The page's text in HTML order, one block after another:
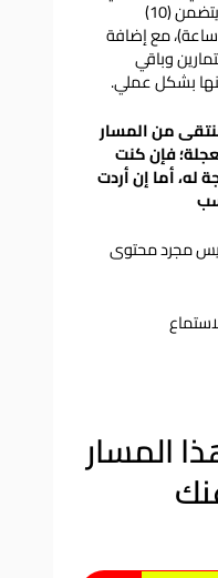
(ساعة ونصف) عند التركيز، حيث يتضمن (10)
فيديوهات بمجموع مدة (1:10 ساعة)، مع إضافة
وباقي
بشكل عملي.
من المسار
فإن كنت
له، أما إن أردت
مجرد محتوى
المسار